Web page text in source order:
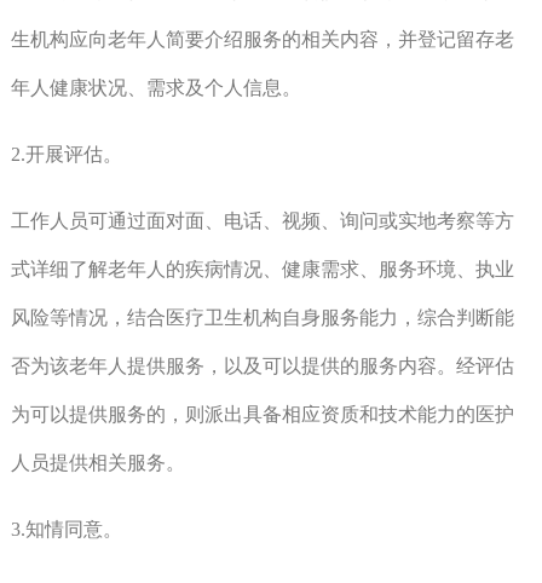
生机构应向老年人简要介绍服务的相关内容，并登记留存老
年人健康状况、需求及个人信息。
2.开展评估。
工作人员可通过面对面、电话、视频、询问或实地考察等方
式详细了解老年人的疾病情况、健康需求、服务环境、执业
风险等情况，结合医疗卫生机构自身服务能力，综合判断能
否为该老年人提供服务，以及可以提供的服务内容。经评估
为可以提供服务的，则派出具备相应资质和技术能力的医护
人员提供相关服务。
3.知情同意。